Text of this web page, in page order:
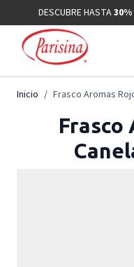
Ir al contenidoDESCUBRE HASTA30%
Inicio / Frasco Aromas
Frasco